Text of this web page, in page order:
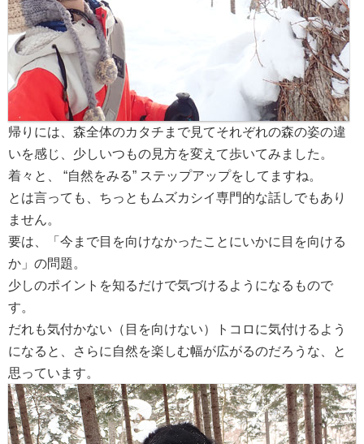
帰りには、森全体のカタチまで見てそれぞれの森の姿の違
いを感じ、少しいつもの見方を変えて歩いてみました。
着々と、 “自然をみる” ステップアップをしてますね。
とは言っても、ちっともムズカシイ専門的な話しでもあり
ません。
要は、「今まで目を向けなかったことにいかに目を向ける
か」の問題。
少しのポイントを知るだけで気づけるようになるもので
す。
だれも気付かない（目を向けない）トコロに気付けるよう
になると、さらに自然を楽しむ幅が広がるのだろうな、と
思っています。